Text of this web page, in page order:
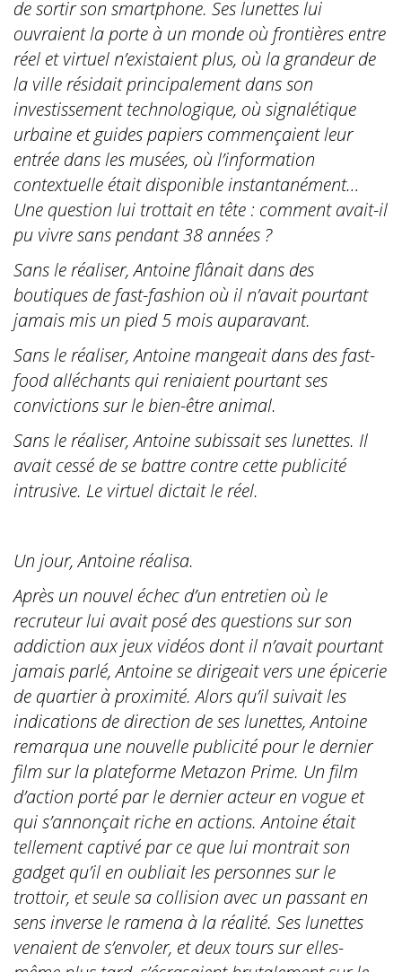
de sortir son smartphone. Ses lunettes lui
ouvraient la porte à un monde où frontières entre
réel et virtuel n’existaient plus, où la grandeur de
la ville résidait principalement dans son
investissement technologique, où signalétique
urbaine et guides papiers commençaient leur
entrée dans les musées, où l’information
contextuelle était disponible instantanément…
Une question lui trottait en tête : comment avait-il
pu vivre sans pendant 38 années ?
Sans le réaliser, Antoine flânait dans des
boutiques de fast-fashion où il n’avait pourtant
jamais mis un pied 5 mois auparavant.
Sans le réaliser, Antoine mangeait dans des fast-
food alléchants qui reniaient pourtant ses
convictions sur le bien-être animal.
Sans le réaliser, Antoine subissait ses lunettes. Il
avait cessé de se battre contre cette publicité
intrusive. Le virtuel dictait le réel.
Un jour, Antoine réalisa.
Après un nouvel échec d’un entretien où le
recruteur lui avait posé des questions sur son
addiction aux jeux vidéos dont il n’avait pourtant
jamais parlé, Antoine se dirigeait vers une épicerie
de quartier à proximité. Alors qu’il suivait les
indications de direction de ses lunettes, Antoine
remarqua une nouvelle publicité pour le dernier
film sur la plateforme Metazon Prime. Un film
d’action porté par le dernier acteur en vogue et
qui s’annonçait riche en actions. Antoine était
tellement captivé par ce que lui montrait son
gadget qu’il en oubliait les personnes sur le
trottoir, et seule sa collision avec un passant en
sens inverse le ramena à la réalité. Ses lunettes
venaient de s’envoler, et deux tours sur elles-